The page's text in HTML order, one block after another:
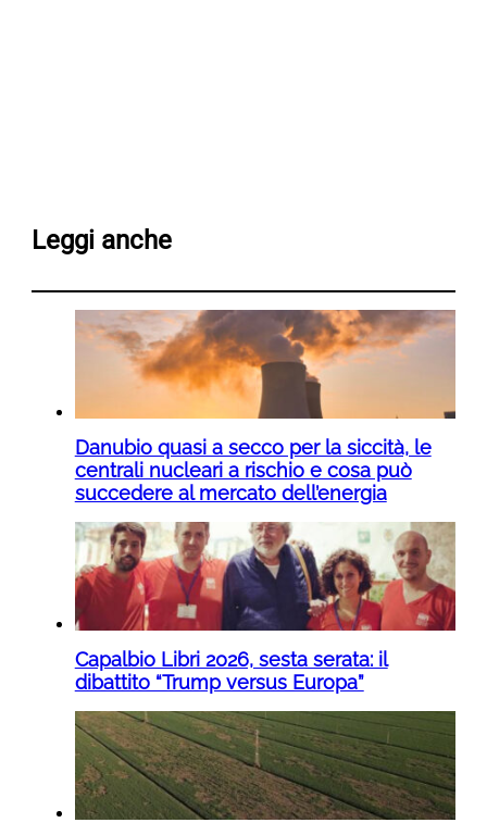
Leggi anche
Danubio quasi a secco per la siccità, le
centrali nucleari a rischio e cosa può
succedere al mercato dell’energia
Capalbio Libri 2026, sesta serata: il
dibattito “Trump versus Europa”